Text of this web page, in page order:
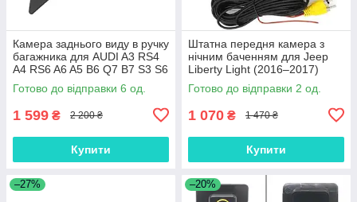
Камера заднього виду в ручку
багажника для AUDI A3 RS4
A4 RS6 A6 A5 B6 Q7 B7 S3 S6
S8 2010-2014
Готово до відправки 6 од.
1 599 ₴ 2 200 ₴
Купити
Штатна передня камера з
нічним баченням для Jeep
Liberty Light (2016–2017)
Готово до відправки 2 од.
1 070 ₴ 1 470 ₴
Купити
–27% –20%